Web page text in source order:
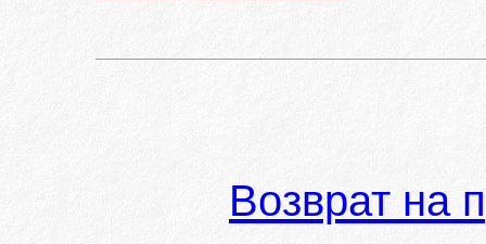
Возврат на